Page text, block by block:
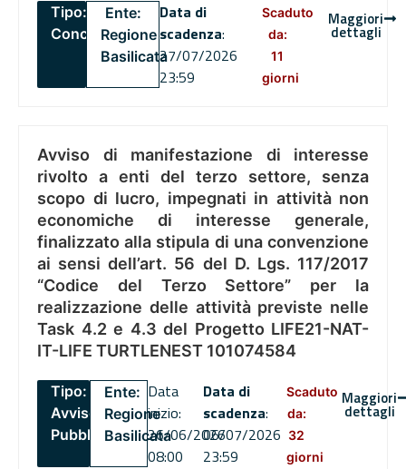
Tipo:
Concorsi
Ente:
Regione
Basilicata
Data di
scadenza:
27/07/2026
23:59
Scaduto
da:
11
giorni
Maggiori
dettagli
Avviso di manifestazione di interesse
rivolto a enti del terzo settore, senza
scopo di lucro, impegnati in attività non
economiche di interesse generale,
finalizzato alla stipula di una convenzione
ai sensi dell’art. 56 del D. Lgs. 117/2017
“Codice del Terzo Settore” per la
realizzazione delle attività previste nelle
Task 4.2 e 4.3 del Progetto LIFE21-NAT-
IT-LIFE TURTLENEST 101074584
Tipo:
Avviso
Pubblico
Ente:
Regione
Basilicata
Data
inizio:
26/06/2026
08:00
Data di
scadenza:
06/07/2026
23:59
Scaduto
da:
32
giorni
Maggiori
dettagli